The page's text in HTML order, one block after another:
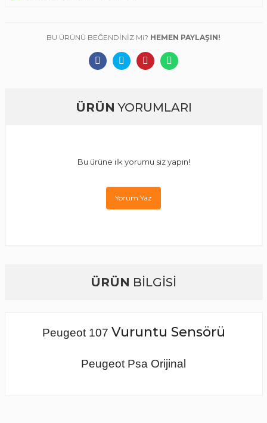
BU ÜRÜNÜ BEĞENDİNİZ Mi? HEMEN PAYLAŞIN!
ÜRÜN YORUMLARI
Bu ürüne ilk yorumu siz yapın!
Yorum Yaz
ÜRÜN BİLGİSİ
Peugeot 107 Vuruntu Sensörü
Peugeot Psa Orijinal